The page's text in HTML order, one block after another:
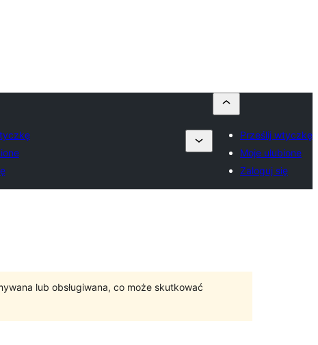
Prześlij wtyczkę
Moje ulubione
Zaloguj się
lub obsługiwana, co może skutkować